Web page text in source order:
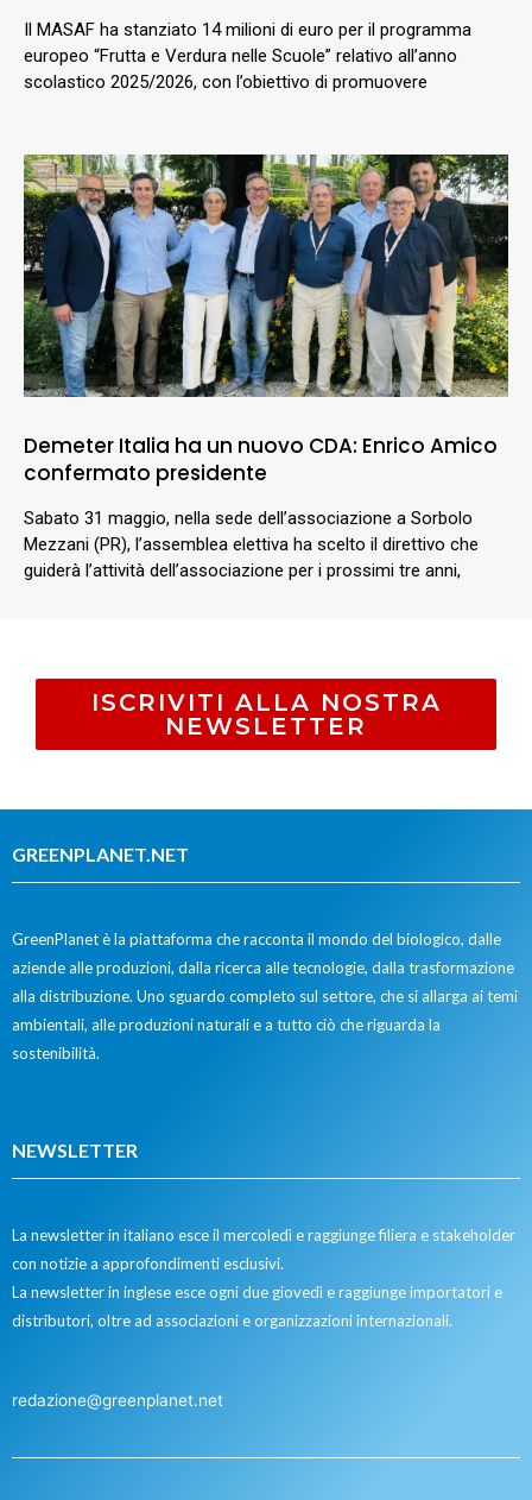
Il MASAF ha stanziato 14 milioni di euro per il programma
europeo “Frutta e Verdura nelle Scuole” relativo all’anno
scolastico 2025/2026, con l’obiettivo di promuovere
Demeter Italia ha un nuovo CDA: Enrico Amico
confermato presidente
Sabato 31 maggio, nella sede dell’associazione a Sorbolo
Mezzani (PR), l’assemblea elettiva ha scelto il direttivo che
guiderà l’attività dell’associazione per i prossimi tre anni,
ISCRIVITI ALLA NOSTRA
NEWSLETTER
GREENPLANET.NET
GreenPlanet è la piattaforma che racconta il mondo del biologico, dalle
aziende alle produzioni, dalla ricerca alle tecnologie, dalla trasformazione
alla distribuzione. Uno sguardo completo sul settore, che si allarga ai temi
ambientali, alle produzioni naturali e a tutto ciò che riguarda la
sostenibilità.
NEWSLETTER
La newsletter in italiano esce il mercoledì e raggiunge filiera e stakeholder
con notizie a approfondimenti esclusivi.
La newsletter in inglese esce ogni due giovedì e raggiunge importatori e
distributori, oltre ad associazioni e organizzazioni internazionali.
redazione@greenplanet.net